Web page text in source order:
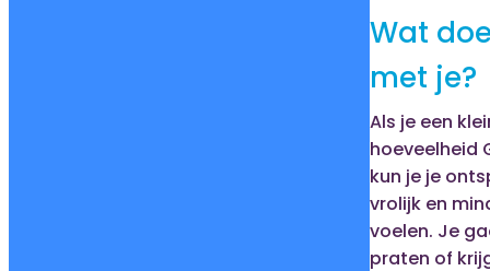
Wat
met je?
Als je een
hoeveelheid
kun je je
vrolijk en
voelen. Je
praten of